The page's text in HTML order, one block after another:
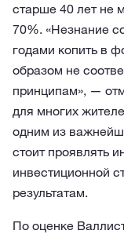
старше 40 лет не
70%. «Незнание
годами копить в
образом не
принципам», —
для многих
одним из
стоит проявлять
инвестиционной
результатам.
По оценке